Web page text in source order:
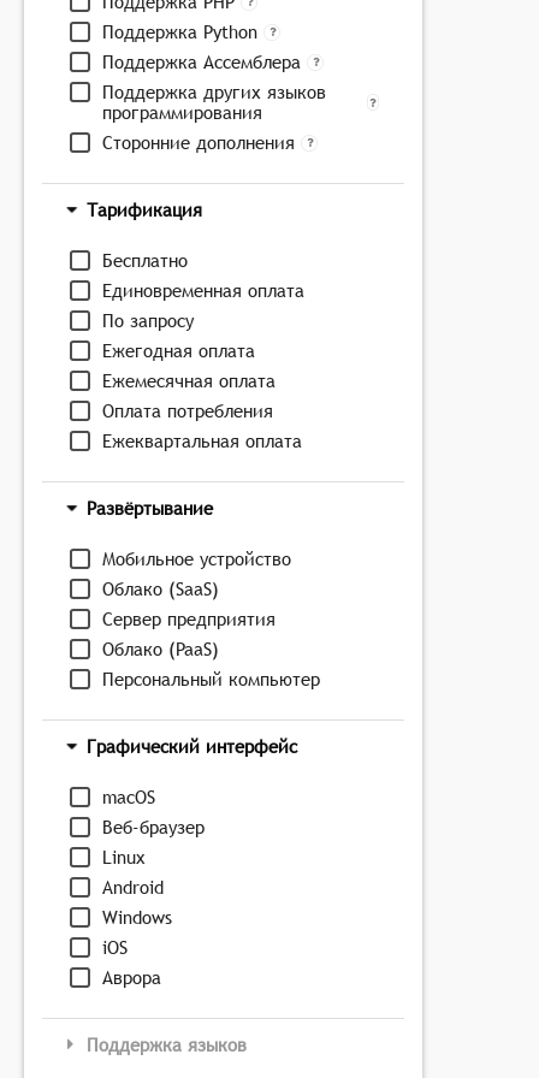
Поддержка Python
Поддержка Ассемблера
Поддержка других языков
программирования
Сторонние дополнения
Тарификация
Бесплатно
Единовременная оплата
По запросу
Ежегодная оплата
Ежемесячная оплата
Оплата потребления
Ежеквартальная оплата
Развёртывание
Мобильное устройство
Облако (SaaS)
Сервер предприятия
Облако (PaaS)
Персональный компьютер
Графический интерфейс
macOS
Веб-браузер
Linux
Android
Windows
iOS
Аврора
Поддержка языков